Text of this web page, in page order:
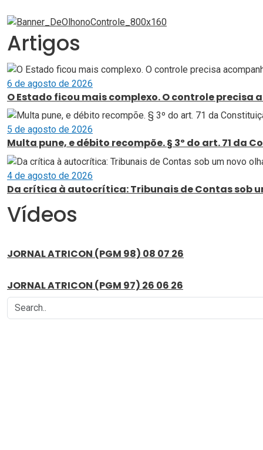
Artigos
6 de agosto de 2026
O Estado ficou mais complexo. O controle precisa
5 de agosto de 2026
Multa pune, e débito recompõe. § 3º do art. 71
4 de agosto de 2026
Da crítica à autocrítica: Tribunais de Contas sob
Vídeos
JORNAL ATRICON (PGM 98) 08 07 26
JORNAL ATRICON (PGM 97) 26 06 26